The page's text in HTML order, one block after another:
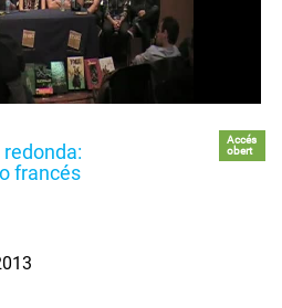
redonda:
francés
Accés
obert